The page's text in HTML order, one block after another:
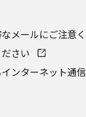
メールにご注意
さい
ンターネット通